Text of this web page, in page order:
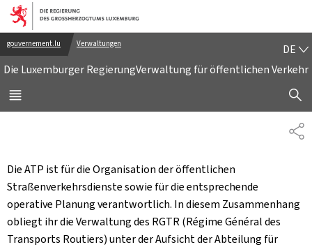
Zur Hauptnavigation
Zum Inhalt
gouvernement.lu Verwaltungen
Die Luxemburger RegierungVerwaltung für öffentlichen Verkehr
DE
MENÜ
HAUPT-
Die ATP ist für die Organisation der öffentlichen
Straßenverkehrsdienste sowie für die entsprechende
operative Planung verantwortlich. In diesem Zusammenhang
obliegt ihr die Verwaltung des RGTR (Régime Général des
Transports Routiers) unter der Aufsicht der Abteilung für